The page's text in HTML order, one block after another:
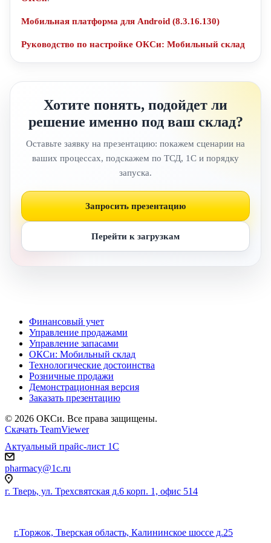
Мобильная платформа для Android (8.3.16.130)
Руководство по настройке ОКСи: Мобильный склад
Хотите понять, подойдет ли
решение именно под ваш склад?
Оставьте заявку на презентацию: покажем сценарии на
ваших процессах, подскажем по ТСД, 1С и порядку
запуска.
Запросить презентацию
Перейти к загрузкам
Финансовый учет
Управление продажами
Управление запасами
ОКСи: Мобильный склад
Технологические достоинства
Розничные продажи
Демонстрационная версия
Заказать презентацию
© 2026 ОКСи. Все права защищены.
Скачать TeamViewer
Актуальный прайс-лист 1С
pharmacy@1c.ru
г. Тверь, ул. Трехсвятская д.6 корп. 1, офис 514
г.Торжок, Тверская область, Калининское шоссе д.25